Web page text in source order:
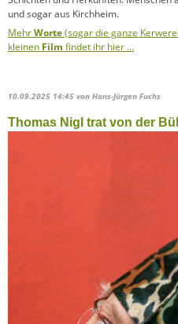
und sogar aus Kirchheim.
MehrWorte(sogar die ganze
kleinen Film findet ihr hier …
10.09.2025 14:45 von Hans-Jürgen Fuchs
Thomas Nigl trat von der